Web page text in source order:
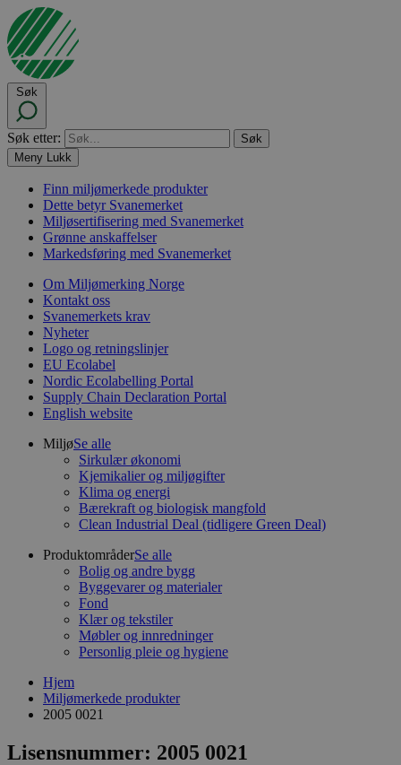
Søk
Søk etter:
Meny Lukk
Finn miljømerkede produkter
Dette betyr Svanemerket
Miljøsertifisering med Svanemerket
Grønne anskaffelser
Markedsføring med Svanemerket
Om Miljømerking Norge
Kontakt oss
Svanemerkets krav
Nyheter
Logo og retningslinjer
EU Ecolabel
Nordic Ecolabelling Portal
Supply Chain Declaration Portal
English website
MiljøSe alle
Sirkulær økonomi
Kjemikalier og miljøgifter
Klima og energi
Bærekraft og biologisk mangfold
Clean Industrial Deal (tidligere Green Deal)
ProduktområderSe alle
Bolig og andre bygg
Byggevarer og materialer
Fond
Klær og tekstiler
Møbler og innredninger
Personlig pleie og hygiene
Hjem
Miljømerkede produkter
2005 0021
Lisensnummer: 2005 0021